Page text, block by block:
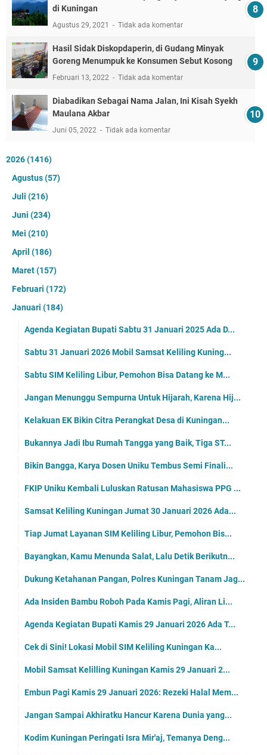
di Kuningan
Agustus 29, 2021 Tidak ada komentar
Hasil Sidak Diskopdaperin, di Gudang Minyak
Goreng Menumpuk ke Konsumen Sebut Kosong
Februari 13, 2022 Tidak ada komentar
Diabadikan Sebagai Nama Jalan, Ini Kisah Syekh
Maulana Akbar
Juni 05, 2022 Tidak ada komentar
2026(1416)
Agustus(57)
Juli (216)
Juni (234)
Mei (210)
April (186)
Maret(157)
Februari (172)
Januari (184)
Agenda Kegiatan Bupati Sabtu 31 Januari 2025 Ada D...
Sabtu 31 Januari 2026 Mobil Samsat Keliling Kuning...
Sabtu SIM Keliling Libur, Pemohon Bisa Datang ke M...
Jangan Menunggu Sempurna Untuk Hijarah, Karena Hij...
Kelakuan EK Bikin Citra Perangkat Desa di Kuningan...
Bukannya Jadi Ibu Rumah Tangga yang Baik, Tiga ST...
Bikin Bangga, Karya Dosen Uniku Tembus Semi Finali...
FKIP Uniku Kembali Luluskan Ratusan Mahasiswa PPG ...
Samsat Keliling Kuningan Jumat 30 Januari 2026 Ada...
Tiap Jumat Layanan SIM Keliling Libur, Pemohon Bis...
Bayangkan, Kamu Menunda Salat, Lalu Detik Berikutn...
Dukung Ketahanan Pangan, Polres Kuningan Tanam Jag...
Ada Insiden Bambu Roboh Pada Kamis Pagi, Aliran Li...
Agenda Kegiatan Bupati Kamis 29 Januari 2026 Ada T...
Cek di Sini! Lokasi Mobil SIM Keliling Kuningan Ka...
Mobil Samsat Kelilling Kuningan Kamis 29 Januari 2...
Embun Pagi Kamis 29 Januari 2026: Rezeki Halal Mem...
Jangan Sampai Akhiratku Hancur Karena Dunia yang...
Kodim Kuningan Peringati Isra Mir'aj, Temanya Deng...